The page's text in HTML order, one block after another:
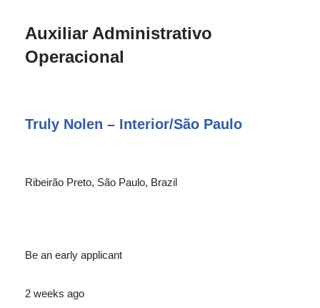
Auxiliar Administrativo
Operacional
Truly Nolen – Interior/São Paulo
Ribeirão Preto, São Paulo, Brazil
Be an early applicant
2 weeks ago